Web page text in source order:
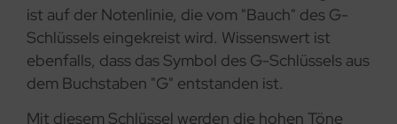
ist auf der Notenlinie, die vom "Bauch" des G-
Schlüssels eingekreist wird. Wissenswert ist
ebenfalls, dass das Symbol des G-Schlüssels aus
dem Buchstaben "G" entstanden ist.
Mit diesem Schlüssel werden die hohen Töne